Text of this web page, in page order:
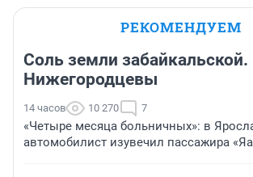
РЕКОМЕНДУЕМ
Соль земли забайкальской.
Нижегородцевы
14 часов 10 270 7
«Четыре месяца больничных»: в
автомобилист изувечил пассажира